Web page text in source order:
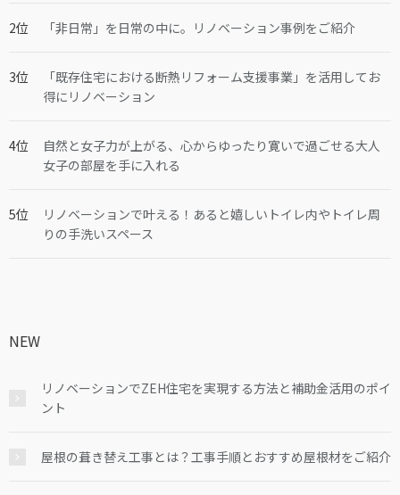
「非日常」を日常の中に。リノベーション事例をご紹介
「既存住宅における断熱リフォーム支援事業」を活用してお
得にリノベーション
自然と女子力が上がる、心からゆったり寛いで過ごせる大人
女子の部屋を手に入れる
リノベーションで叶える！あると嬉しいトイレ内やトイレ周
りの手洗いスペース
NEW
リノベーションでZEH住宅を実現する方法と補助金活用のポイ
ント
屋根の葺き替え工事とは？工事手順とおすすめ屋根材をご紹介